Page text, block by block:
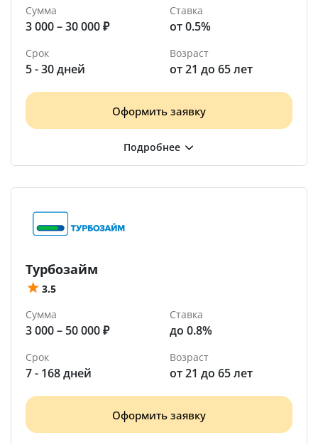
Сумма
3 000 – 30 000 ₽
Ставка
от 0.5%
Срок
5 - 30 дней
Возраст
от 21 до 65 лет
Оформить заявку
Турбозайм
3.5
Сумма
3 000 – 50 000 ₽
Ставка
до 0.8%
Срок
7 - 168 дней
Возраст
от 21 до 65 лет
Оформить заявку